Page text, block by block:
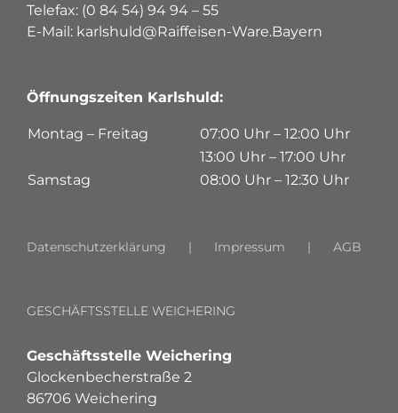
Telefax: (0 84 54) 94 94 – 55
E-Mail: karlshuld@Raiffeisen-Ware.Bayern
Öffnungszeiten Karlshuld:
Montag – Freitag
07:00 Uhr – 12:00 Uhr
13:00 Uhr – 17:00 Uhr
Samstag
08:00 Uhr – 12:30 Uhr
Datenschutzerklärung Impressum AGB
GESCHÄFTSSTELLE WEICHERING
Geschäftsstelle Weichering
Glockenbecherstraße 2
86706 Weichering